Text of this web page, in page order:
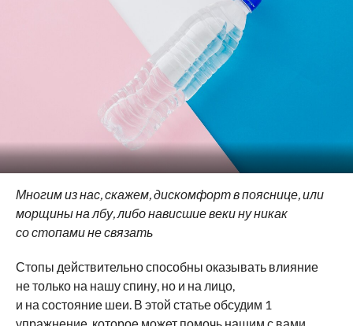
Многим из нас, скажем, дискомфорт в пояснице, или
морщины на лбу, либо нависшие веки ну никак
со стопами не связать
Стопы действительно способны оказывать влияние
не только на нашу спину, но и на лицо,
и на состояние шеи. В этой статье обсудим 1